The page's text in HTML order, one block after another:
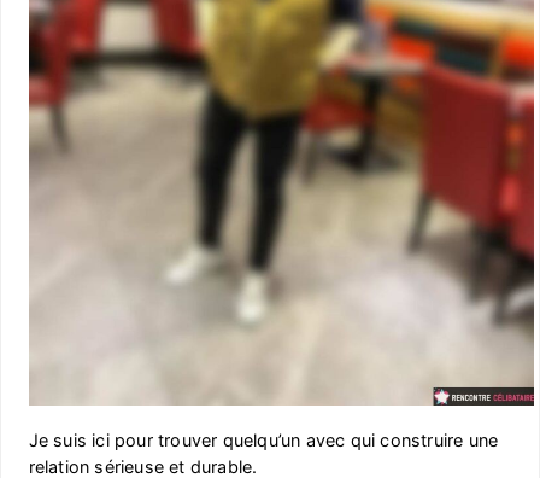
Je suis ici pour trouver quelqu’un avec qui construire une
relation sérieuse et durable.